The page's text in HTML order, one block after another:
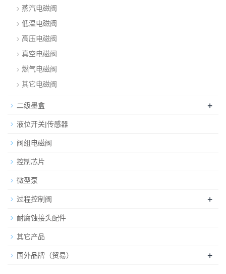
蒸汽电磁阀
低温电磁阀
高压电磁阀
真空电磁阀
燃气电磁阀
其它电磁阀
二级墨盒 +
液位开关|传感器
阀组电磁阀
控制芯片
微型泵
过程控制阀 +
耐腐蚀接头配件
其它产品
国外品牌（贸易） +